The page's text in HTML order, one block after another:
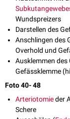
Wundspreizers
Darstellen des
Anschlingen des
Overhold und
Ausklemmen
Gefässklemme
Foto 40- 48
Arteriotomieder
Schere